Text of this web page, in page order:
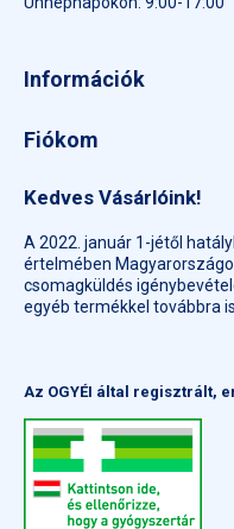
Információk
Fiókom
Kedves Vásárlóink!
A 2022. január 1-jétől
értelmében
csomagküldés
egyéb termékkel továbbra
Az OGYÉI által regisztrált,